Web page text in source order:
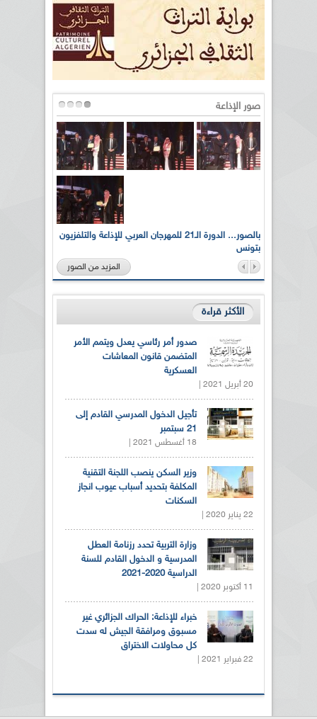
صور الإذاعة
بالصور... الدورة الـ21 للمهرجان العربي للإذاعة والتلفزيون
بتونس
المزيد من الصور
الأكثر قراءة
صدور أمر رئاسي يعدل ويتمم الأمر
المتضمن قانون المعاشات
العسكرية
20 أبريل 2021 |
تأجيل الدخول المدرسي القادم إلى
21 سبتمبر
18 أغسطس 2021 |
وزير السكن ينصب اللجنة التقنية
المكلفة بتحديد أسباب عيوب انجاز
السكنات
22 يناير 2020 |
وزارة التربية تحدد رزنامة العطل
المدرسية و الدخول القادم للسنة
الدراسية 2020-2021
11 أكتوبر 2020 |
خبراء للإذاعة: الحراك الجزائري غير
مسبوق ومرافقة الجيش له سدت
كل محاولات الاختراق
22 فبراير 2021 |